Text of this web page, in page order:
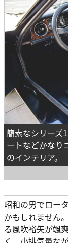
簡素なシリーズ
ートなどかなり
のインテリア。
昭和の男でロー
かもしれません
る風吹裕矢が颯